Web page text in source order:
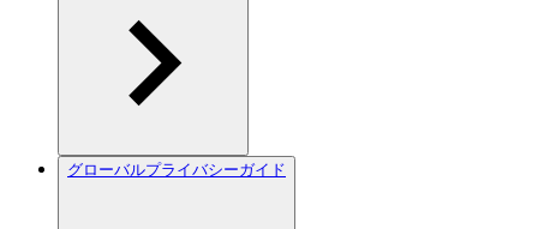
グローバルプライバシーガイド